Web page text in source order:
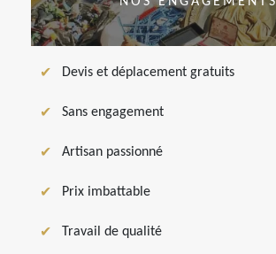
Devis et déplacement gratuits
Sans engagement
Artisan passionné
Prix imbattable
Travail de qualité